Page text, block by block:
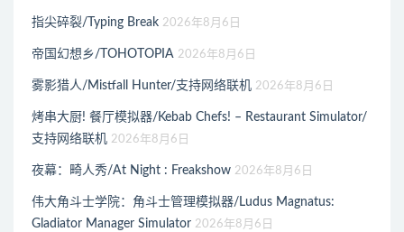
指尖碎裂/Typing Break 2026年8月6日
帝国幻想乡/TOHOTOPIA 2026年8月6日
雾影猎人/Mistfall Hunter/支持网络联机 2026年8月6日
烤串大厨! 餐厅模拟器/Kebab Chefs! – Restaurant Simulator/
支持网络联机 2026年8月6日
夜幕：畸人秀/At Night : Freakshow 2026年8月6日
伟大角斗士学院：角斗士管理模拟器/Ludus Magnatus:
Gladiator Manager Simulator 2026年8月6日